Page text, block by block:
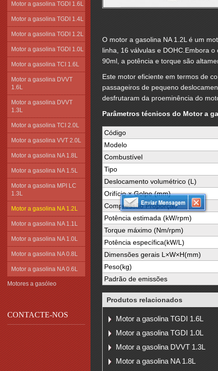
Motor a gasolina TGDI 1.6L
Motor a gasolina TGDI 1.4L
Motor a gasolina TGDI 1.2L
Motor a gasolina TGDI 1.0L
Motor a gasolina TCI 1.6L
Motor a gasolina DVVT
1.6L
Motor a gasolina DVVT
1.3L
Motor a gasolina TCI 2.0L
Motor a gasolina VVT 2.0L
Motor a gasolina NA 1.8L
Motor a gasolina NA 1.5L
Motor a gasolina MPI LC
1.3L
Motor a gasolina NA 1.2L
Motor a gasolina NA 1.1L
Motor a gasolina NA 1.0L
Motor a gasolina NA 0.8L
Motor a gasolina NA 0.6L
Motores a gasóleo
CONTACTE-NOS
O motor a gasolina NA 1.2L é um
linha, 16 válvulas e DOHC.Embora
90ml, a potência e torque são
Este motor eficiente em termos de
passageiros de pequeno
desfrutaram da proeminência do
Parâmetros técnicos do Motor a
Código
Modelo
Combustível
Tipo
Deslocamento volumétrico (L)
Orifício × Golpe (mm)
Compressão Proporção
Potência estimada (kW/rpm)
Torque máximo (Nm/rpm)
Potência específica(kW/L)
Dimensões gerais L×W×H(mm)
Peso(kg)
Padrão de emissões
Produtos relacionados
Motor a gasolina TGDI 1.6L
Motor a gasolina TGDI 1.0L
Motor a gasolina DVVT 1.3L
Motor a gasolina NA 1.8L